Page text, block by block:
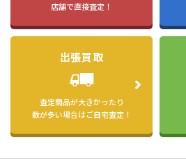
店舗で直接査定！
出張買取
査定商品が大きかったり
数が多い場合はご自宅査定！